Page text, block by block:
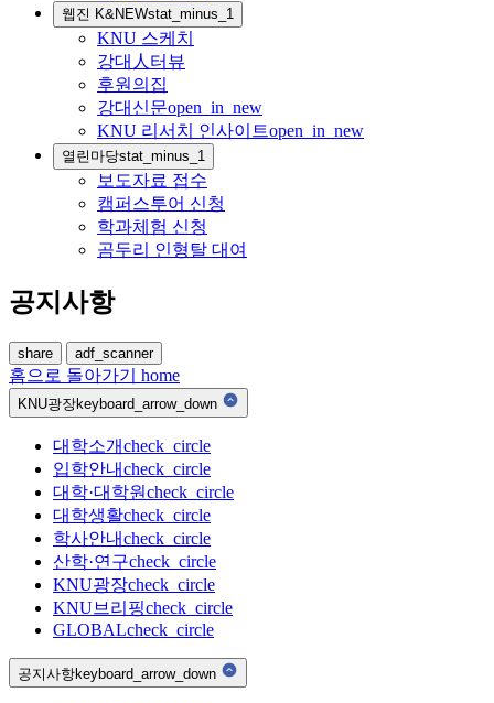
웹진 K&NEWstat_minus_1
KNU 스케치
강대人터뷰
후원의집
강대신문open_in_new
KNU 리서치 인사이트open_in_new
열린마당stat_minus_1
보도자료 접수
캠퍼스투어 신청
학과체험 신청
곰두리 인형탈 대여
공지사항
share adf_scanner
홈으로 돌아가기 home
KNU광장keyboard_arrow_down
대학소개check_circle
입학안내check_circle
대학·대학원check_circle
대학생활check_circle
학사안내check_circle
산학·연구check_circle
KNU광장check_circle
KNU브리핑check_circle
GLOBALcheck_circle
공지사항keyboard_arrow_down